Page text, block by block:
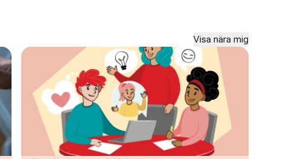
Visa nära mig